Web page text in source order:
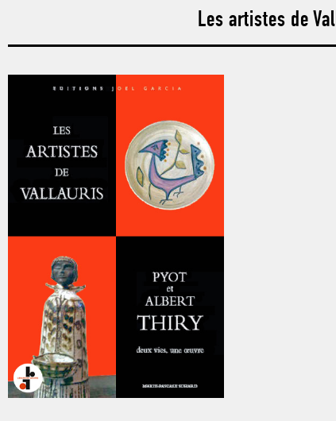
Les artistes de